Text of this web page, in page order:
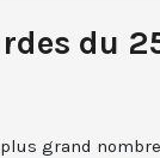
du
grand